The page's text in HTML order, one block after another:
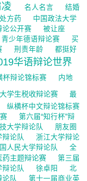
名人名言
结婚
方药
中国政法大学
论公开赛
被让座
青少年德语辩论赛
买
刑责年龄 都挺好
华语辩论世界
杯辩论锦标赛 内地
大学生税收辩论赛
最
纵横杯中文辩论锦标赛
第六届“知行杯”辩
大学辩论队
朋友圈
论队
浙江大学辩论
人民大学辩论队
全
药主题辩论赛
第三届
辩论队 徐卓阳
北
队
第十一届商业英